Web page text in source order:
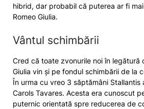
hibrid, dar probabil că puterea ar fi
Romeo Giulia.
Vântul schimbării
Cred că toate zvonurile noi în legătură
Giulia vin și pe fondul schimbării de la
În urma cu vreo 3 săptămâni Stallantis
Carols Tavares. Acesta era cunoscut
puternic orientată spre reducerea de